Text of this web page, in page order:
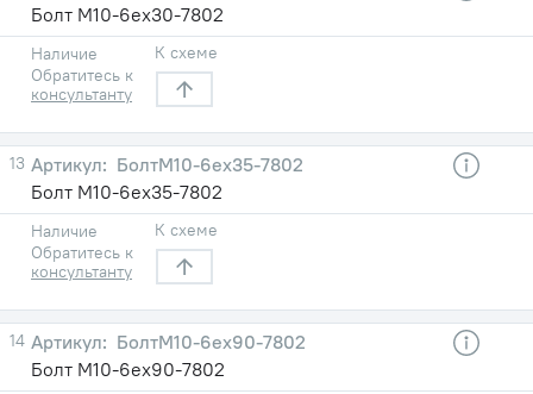
Болт М10-6ех30-7802
Наличие
Обратитесь к
консультанту
К схеме
13
БолтМ10-6ех35-7802
Болт М10-6ех35-7802
Наличие
Обратитесь к
консультанту
К схеме
14
БолтМ10-6ех90-7802
Болт М10-6ех90-7802